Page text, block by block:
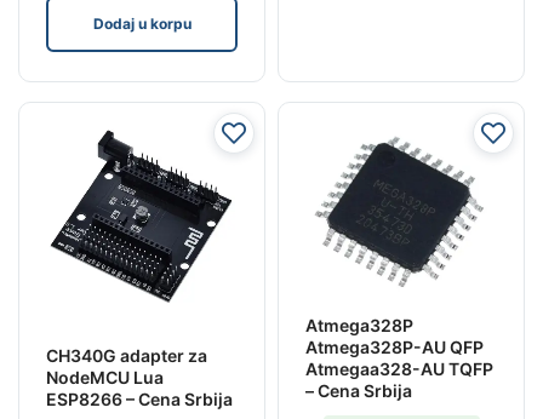
Dodaj u korpu
CH340G adapter za
NodeMCU Lua
ESP8266 – Cena Srbija
Atmega328P
Atmega328P-AU QFP
Atmegaa328-AU TQFP
– Cena Srbija